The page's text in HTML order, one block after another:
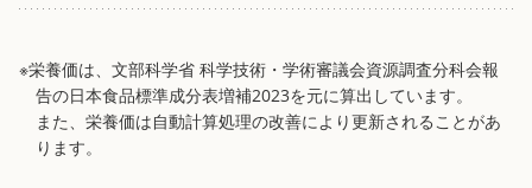
※栄養価は、文部科学省 科学技術・学術審議会資源調査分科会報
告の日本食品標準成分表増補2023を元に算出しています。
また、栄養価は自動計算処理の改善により更新されることがあ
ります。